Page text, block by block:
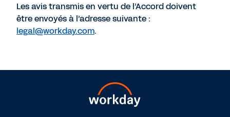
Les avis transmis en vertu de l’Accord doivent
être envoyés à l’adresse suivante :
legal@workday.com.